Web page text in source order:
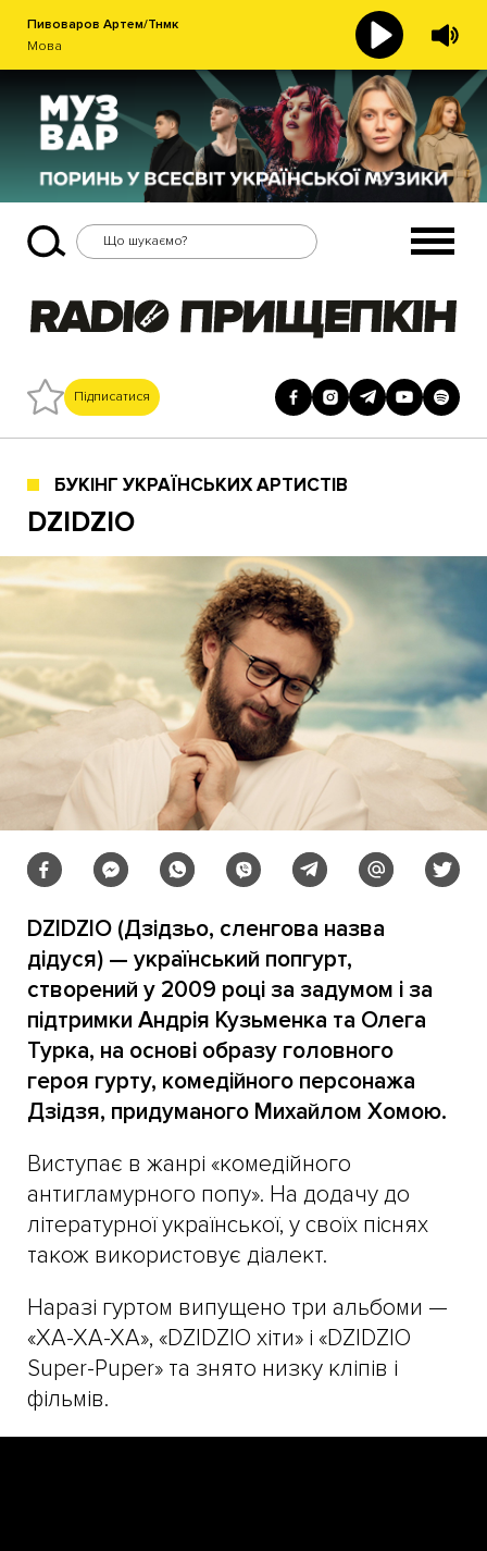
Пивоваров Артем/Тнмк
Мова
Підписатися
БУКІНГ УКРАЇНСЬКИХ АРТИСТІВ
DZIDZIO
DZIDZIO (Дзідзьо, сленгова назва
дідуся) — український попгурт,
створений у 2009 році за задумом і за
підтримки Андрія Кузьменка та Олега
Турка, на основі образу головного
героя гурту, комедійного персонажа
Дзідзя, придуманого Михайлом Хомою.
Виступає в жанрі «комедійного
антигламурного попу». На додачу до
літературної української, у своїх піснях
також використовує діалект.
Наразі гуртом випущено три альбоми —
«ХА-ХА-ХА», «DZIDZIO хіти» і «DZIDZIO
Super-Puper» та знято низку кліпів і
фільмів.